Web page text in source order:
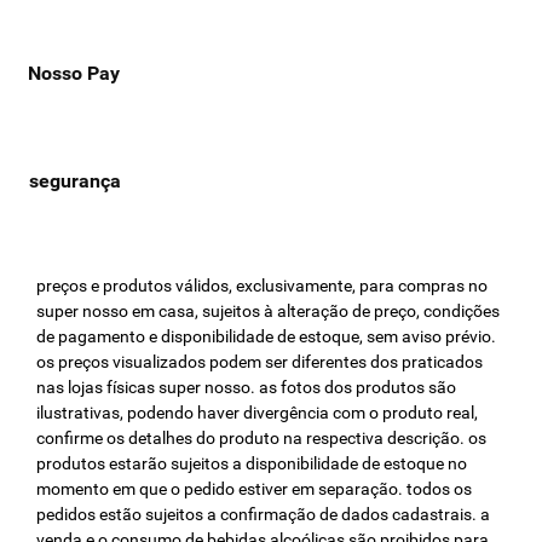
frete grátis nas compras acima de R$ 100,00!
Nosso Pay
preços e produtos válidos, exclusivamente, para compras no
super nosso em casa, sujeitos à alteração de preço, condições
de pagamento e disponibilidade de estoque, sem aviso prévio.
os preços visualizados podem ser diferentes dos praticados
nas lojas físicas super nosso. as fotos dos produtos são
ilustrativas, podendo haver divergência com o produto real,
confirme os detalhes do produto na respectiva descrição. os
produtos estarão sujeitos a disponibilidade de estoque no
momento em que o pedido estiver em separação. todos os
pedidos estão sujeitos a confirmação de dados cadastrais. a